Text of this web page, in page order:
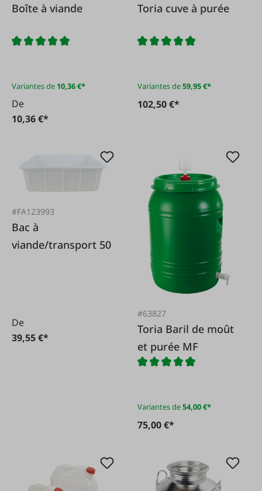
Boîte à viande
Variantes de 10,36 €*
De
10,36 €*
Toria cuve à purée
Variantes de59,95 €*
102,50 €*
#FA123993
Bac à
viande/transport 50
De
39,55 €*
#63827
Toria Baril de moût
et purée MF
Variantes de54,00 €*
75,00 €*